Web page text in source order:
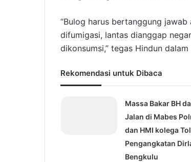
“Bulog harus bertanggung
difumigasi, lantas dianggap
dikonsumsi,” tegas Hindun
Rekomendasi untuk Dibaca
Massa Bakar BH
Jalan di Mabes
dan HMI kolega
Pengangkatan
Bengkulu